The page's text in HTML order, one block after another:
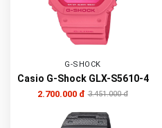
G-SHOCK
Casio G-Shock GLX-S5610-4
2.700.000 đ 3.451.000 đ